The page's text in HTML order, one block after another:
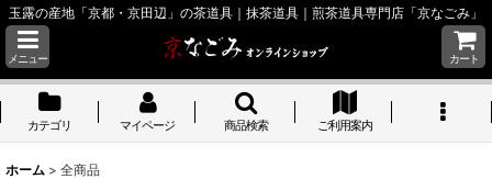
玉露の産地「京都・京田辺」の茶道具｜抹茶道具｜煎茶道具専門店「京なごみ」
メニュー カート
カテゴリ マイページ 商品検索 ご利用案内
ホーム > 全商品